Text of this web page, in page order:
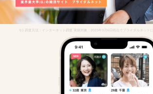
※1 調査方法：インターネット調査 実績対象：2023年3月6日時点でブライダルネット